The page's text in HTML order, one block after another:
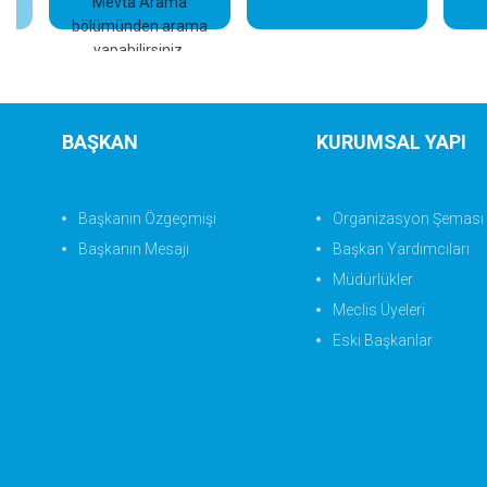
bölümünden arama
yapabilirsiniz.
BAŞKAN
Başkanın Özgeçmişi
Başkanın Mesajı
KURUMSAL YAPI
Organizasyon Şeması
Başkan Yardımcıları
Müdürlükler
Meclis Üyeleri
Eski Başkanlar